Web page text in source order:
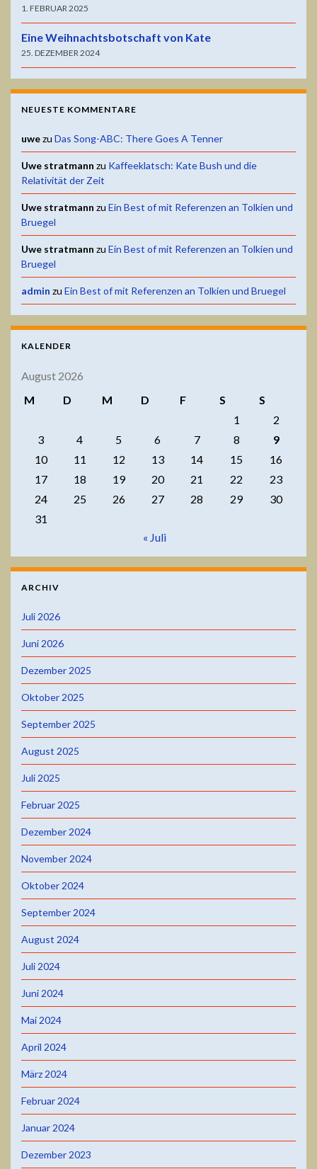
1. FEBRUAR 2025
Eine Weihnachtsbotschaft von Kate
25. DEZEMBER 2024
NEUESTE KOMMENTARE
uwezu Das Song-ABC: There Goes A Tenner
Uwe stratmann zu Kaffeeklatsch: Kate Bush und die
Relativität der Zeit
Uwe stratmann zu Ein Best of mit Referenzen an Tolkien und
Bruegel
Uwe stratmann zu Ein Best of mit Referenzen an Tolkien und
Bruegel
admin zu Ein Best of mit Referenzen an Tolkien und Bruegel
KALENDER
August 2026
M
D M D F S
S
1
2
3
4 5 6 7 8
9
10
11 12 13 14 15
16
17
18 19 20 21 22
23
24
25 26 27 28 29
30
31
« Juli
ARCHIV
Juli 2026
Juni 2026
Dezember 2025
Oktober 2025
September 2025
August 2025
Juli 2025
Februar 2025
Dezember 2024
November 2024
Oktober 2024
September 2024
August 2024
Juli 2024
Juni 2024
Mai 2024
April 2024
März 2024
Februar 2024
Januar 2024
Dezember 2023